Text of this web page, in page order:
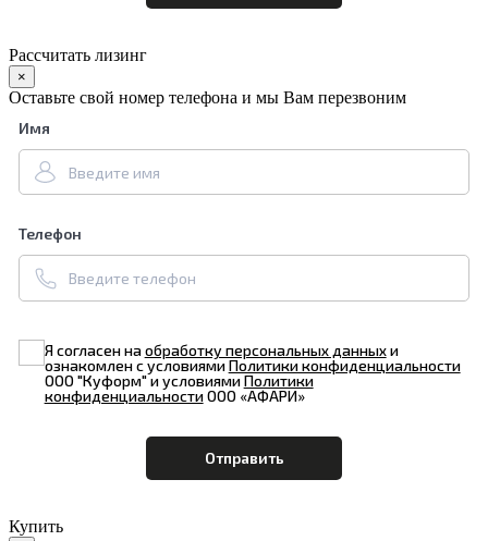
Рассчитать лизинг
×
Оставьте свой номер телефона и мы Вам перезвоним
Имя
Телефон
Я согласен наобработку персональных данныхи
ознакомлен с условиямиПолитики конфиденциальности
ООО "Куформ" и условиямиПолитики
конфиденциальностиООО «АФАРИ»
Купить